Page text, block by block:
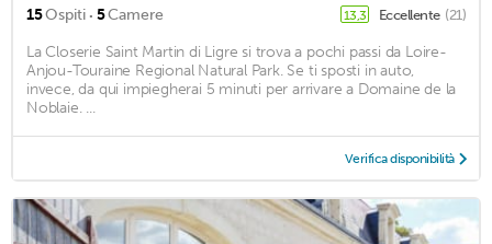
15Ospiti · 5Camere 13,3 Eccellente (21)
La Closerie Saint Martin di Ligre si trova a pochi passi da Loire-
Anjou-Touraine Regional Natural Park. Se ti sposti in auto,
invece, da qui impiegherai 5 minuti per arrivare a Domaine de la
Noblaie. ...
Verifica disponibilità